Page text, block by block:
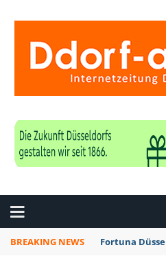
BREAKING NEWS Fortuna